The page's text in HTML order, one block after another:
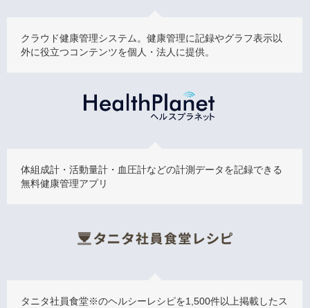
クラウド健康管理システム。健康管理に記録やグラフ表示以
外に役立つコンテンツを個人・法人に提供。
体組成計・活動量計・血圧計などの計測データを記録できる
無料健康管理アプリ
タニタ社員食堂※のヘルシーレシピを1,500件以上掲載したス